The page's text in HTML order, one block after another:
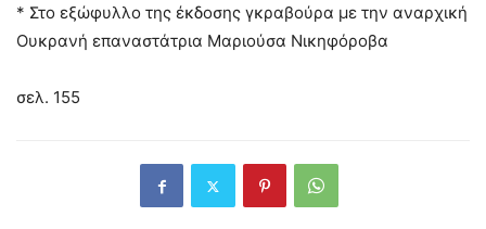
* Στο εξώφυλλο της έκδοσης γκραβούρα με την αναρχική
Ουκρανή επαναστάτρια Μαριούσα Νικηφόροβα
σελ. 155